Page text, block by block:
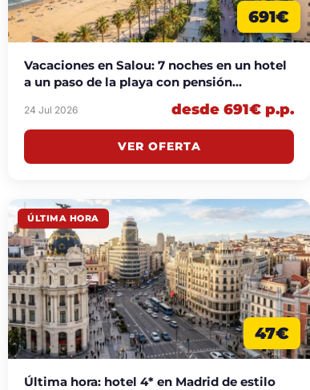
691€
Vacaciones en Salou: 7 noches en un hotel
a un paso de la playa con pensión
24 Jul 2026 desde 691€ p.p.
VER OFERTA
ÚLTIMA HORA
47€
Última hora: hotel 4* en Madrid de estilo